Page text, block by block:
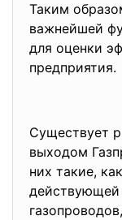
Таким
важнейшей
для оценки
предприятия.
Существует
выходом
них такие,
действующей